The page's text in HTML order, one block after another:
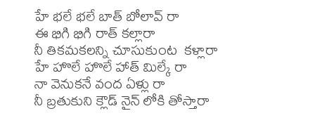
హే భలే భలే బాత్ బోలావ్ రా
ఈ భిగి భిగి రాత్ కల్లారా
నీ తికమకలన్ని చూసుకుంట  కళ్లారా
హే హొలే హొలే హాత్ మిల్కే రా
నా వెనుకనే వంద ఏళ్లు రా
నీ బ్రతుకుని క్లౌడ్ నైన్ లోకి తోస్తారా